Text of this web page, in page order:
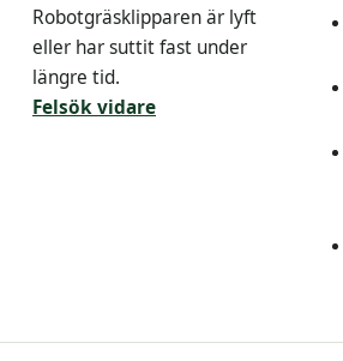
Robotgräsklipparen är lyft
eller har suttit fast under
längre tid.
Felsök vidare